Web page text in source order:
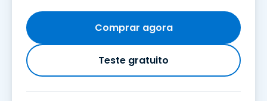
Comprar agora
Teste gratuito